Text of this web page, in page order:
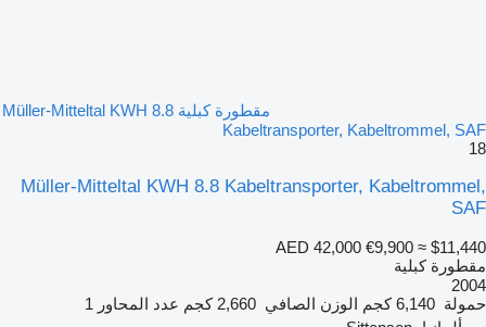
مقطورة كبلية Müller-Mitteltal KWH 8.8
Kabeltransporter, Kabeltrommel, SAF
18
Müller-Mitteltal KWH 8.8 Kabeltransporter, Kabeltrommel,
SAF
AED 42,000 €9,900 ≈ $11,440
مقطورة كبلية
2004
حمولة 6,140 كجم الوزن الصافي 2,660 كجم عدد المحاور 1